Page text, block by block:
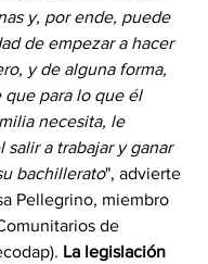
y, por ende, puede
de empezar a hacer
y de alguna forma,
que para lo que él
necesita, le
salir a trabajar y ganar
bachillerato", advierte
Pellegrino, miembro
de
La legislación